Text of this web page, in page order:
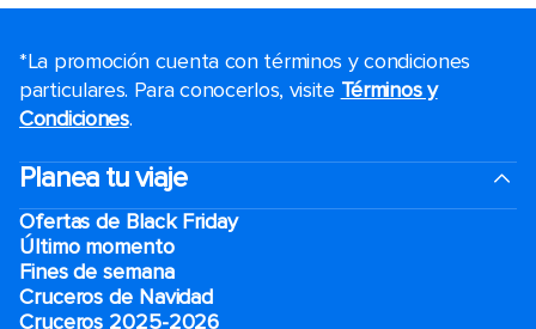
*La promoción cuenta con términos y condiciones
particulares. Para conocerlos, visite Términos y
Condiciones.
Planea tu viaje
Ofertas de Black Friday
Último momento
Fines de semana
Cruceros de Navidad
Cruceros 2025-2026